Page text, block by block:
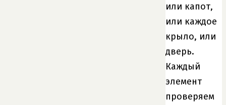
или капот,
или каждое
крыло, или
дверь.
Каждый
элемент
проверяем